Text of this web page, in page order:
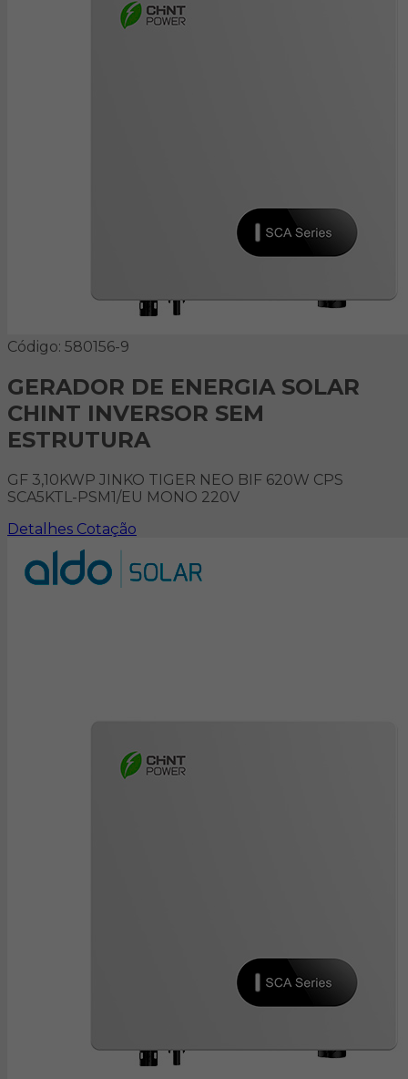
Código: 580156-9
GERADOR DE ENERGIA SOLAR
CHINT INVERSOR SEM
ESTRUTURA
GF 3,10KWP JINKO TIGER NEO BIF 620W CPS
SCA5KTL-PSM1/EU MONO 220V
Detalhes Cotação